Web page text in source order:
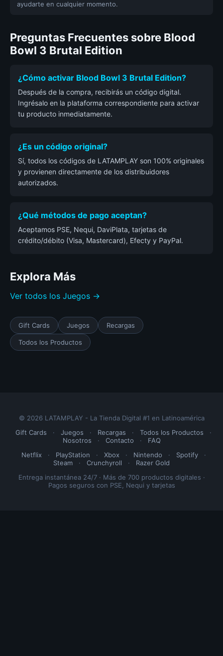
ayudarte en cualquier momento.
Preguntas Frecuentes sobre Blood
Bowl 3 Brutal Edition
¿Cómo activar Blood Bowl 3 Brutal Edition?
Después de la compra, recibirás un código digital.
Ingrésalo en la plataforma correspondiente para activar
tu producto inmediatamente.
¿Es un código original?
Sí, todos los códigos de LATAMPLAY son 100% originales
y provienen directamente de los distribuidores
autorizados.
¿Qué métodos de pago aceptan?
Aceptamos PSE, Nequi, DaviPlata, tarjetas de
crédito/débito (Visa, Mastercard), Efecty y PayPal.
Explora Más
Ver todos los Juegos →
Gift Cards Juegos Recargas
Todos los Productos
© 2026 LATAMPLAY - La Tienda Digital #1 en Latinoamérica
Gift Cards
· Juegos · Recargas · Todos los Productos
·
Nosotros
· Contacto ·
FAQ
Netflix
· PlayStation · Xbox · Nintendo · Spotify
·
Steam
· Crunchyroll ·
Razer Gold
Entrega instantánea 24/7 · Más de 700 productos digitales ·
Pagos seguros con PSE, Nequi y tarjetas